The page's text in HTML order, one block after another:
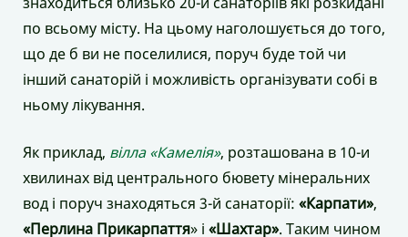
по всьому місту. На цьому наголошується до того,
що де б ви не поселилися, поруч буде той чи
інший санаторій і можливість організувати собі в
ньому лікування.
Як приклад, вілла «Камелія», розташована в 10-и
хвилинах від центрального бювету мінеральних
вод і поруч знаходяться 3-й санаторії: «Карпати»,
«Перлина Прикарпаття» і «Шахтар». Таким чином